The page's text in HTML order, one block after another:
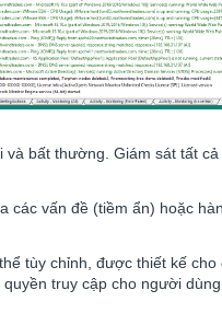
bất thường. Giám sát tất
vấn đề (tiềm ẩn) hoặc
tùy chỉnh, được thiết kế
truy cập cho người